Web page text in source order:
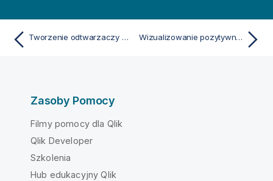
Tworzenie odtwarzaczy wideo Wizualizowanie pozytywnego i negatywnego wpływu na wynik przy użyciu wykresu wodospadowego
Zasoby Pomocy
Filmy pomocy dla Qlik
Qlik Developer
Szkolenia
Hub edukacyjny Qlik